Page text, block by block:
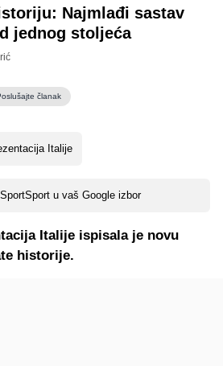
Najmlađi sastav
jednog stoljeća
članak
Italije
u vaš Google izbor
Italije ispisala je novu
historije.